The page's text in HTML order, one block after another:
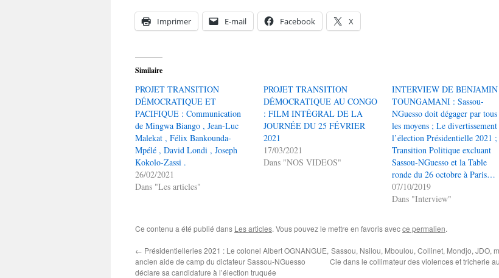
Imprimer E-mail Facebook X
Similaire
PROJET TRANSITION
DÉMOCRATIQUE ET
PACIFIQUE : Communication
de Mingwa Biango , Jean-Luc
Malekat , Félix Bankounda-
Mpélé , David Londi , Joseph
Kokolo-Zassi .
26/02/2021
Dans "Les articles"
PROJET TRANSITION
DÉMOCRATIQUE AU CONGO
: FILM INTÉGRAL DE LA
JOURNÉE DU 25 FÉVRIER
2021
17/03/2021
Dans "NOS VIDEOS"
INTERVIEW DE BENJAMIN
TOUNGAMANI : Sassou-
NGuesso doit dégager par tous
les moyens ; Le divertissement
l’élection Présidentielle 2021 ;
Transition Politique excluant
Sassou-NGuesso et la Table
ronde du 26 octobre à Paris…
07/10/2019
Dans "Interview"
Ce contenu a été publié dans Les articles. Vous pouvez le mettre en favoris avecce permalien.
← Présidentielleries 2021 : Le colonel Albert OGNANGUE,
ancien aide de camp du dictateur Sassou-NGuesso
déclare sa candidature à l’élection truquée
Sassou, Nsilou, Mboulou, Collinet, Mondjo, JDO,
Cie dans le collimateur des violences et tricherie